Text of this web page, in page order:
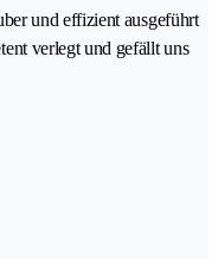
und effizient ausgeführt
verlegt und gefällt uns